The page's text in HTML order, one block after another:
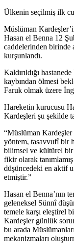
Ülkenin seçilmiş ilk
Müslüman
Hasan el Benna 12
caddelerinden birinde
kurşunlandı.
Kaldırıldığı
kaybından ölmesi
Faruk olmak üzere
Hareketin kurucusu
Kardeşleri şu şekilde
“Müslüman
yöntem, tasavvufî bir
bilimsel ve kültürel
fikir olarak
düşüncedeki en aktif
etmiştir.”
Hasan el Benna’nın
geleneksel Sünnî
temele karşı eleştirel
Kardeşler günlük
bu arada
mekanizmaları